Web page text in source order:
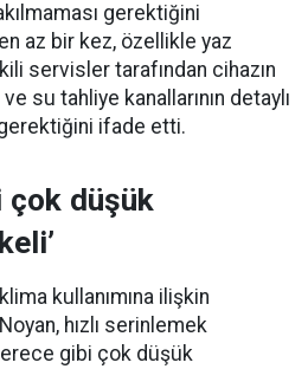
gerektiğini
az bir kez, özellikle yaz
servisler tarafından cihazın
su tahliye kanallarının detaylı
ifade etti.
çok düşük
kullanımına ilişkin
hızlı serinlemek
gibi çok düşük